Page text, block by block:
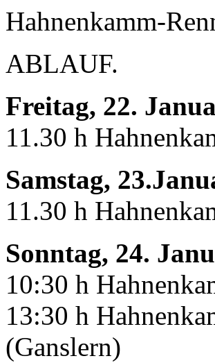
Hahnenkamm-
ABLAUF.
Freitag, 22.
11.30 h
Samstag,
11.30 h
Sonntag, 24.
10:30 h
13:30 h
(Ganslern)